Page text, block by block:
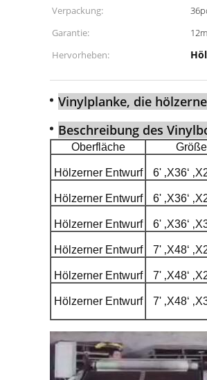
Verpackung:
Garantie:
Hervorheben:
Vinylplanke, die
Beschreibung des
Oberfläche
Hölzerner Entwurf 6' ‚X36‘
Hölzerner Entwurf 6' ‚X36‘
Hölzerner Entwurf 6' ‚X36‘
HölzernerEntwurf 7' ‚X48‘
Hölzerner Entwurf 7' ‚X48‘
Hölzerner Entwurf 7' ‚X48‘